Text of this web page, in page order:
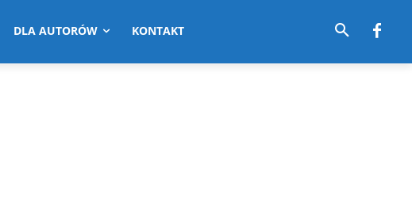
DLA AUTORÓW KONTAKT